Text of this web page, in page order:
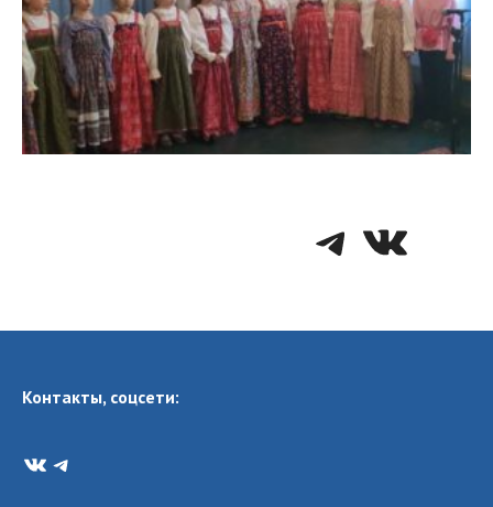
VK
Контакты, соцсети:
VKTelegram